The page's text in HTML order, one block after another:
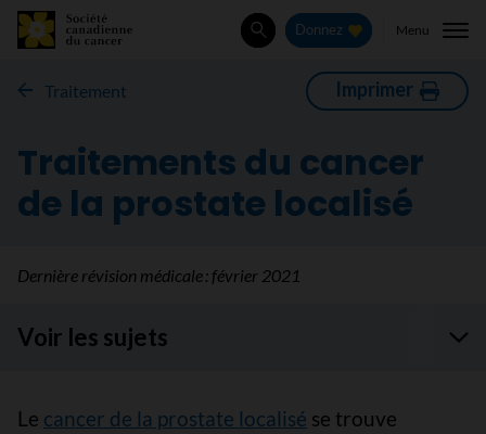
Rechercher
Donnez Menu
Traitement Imprimer
Traitements du cancer
de la prostate localisé
Dernière révision médicale : février 2021
Voir les sujets
Le cancer de la prostate localisé se trouve